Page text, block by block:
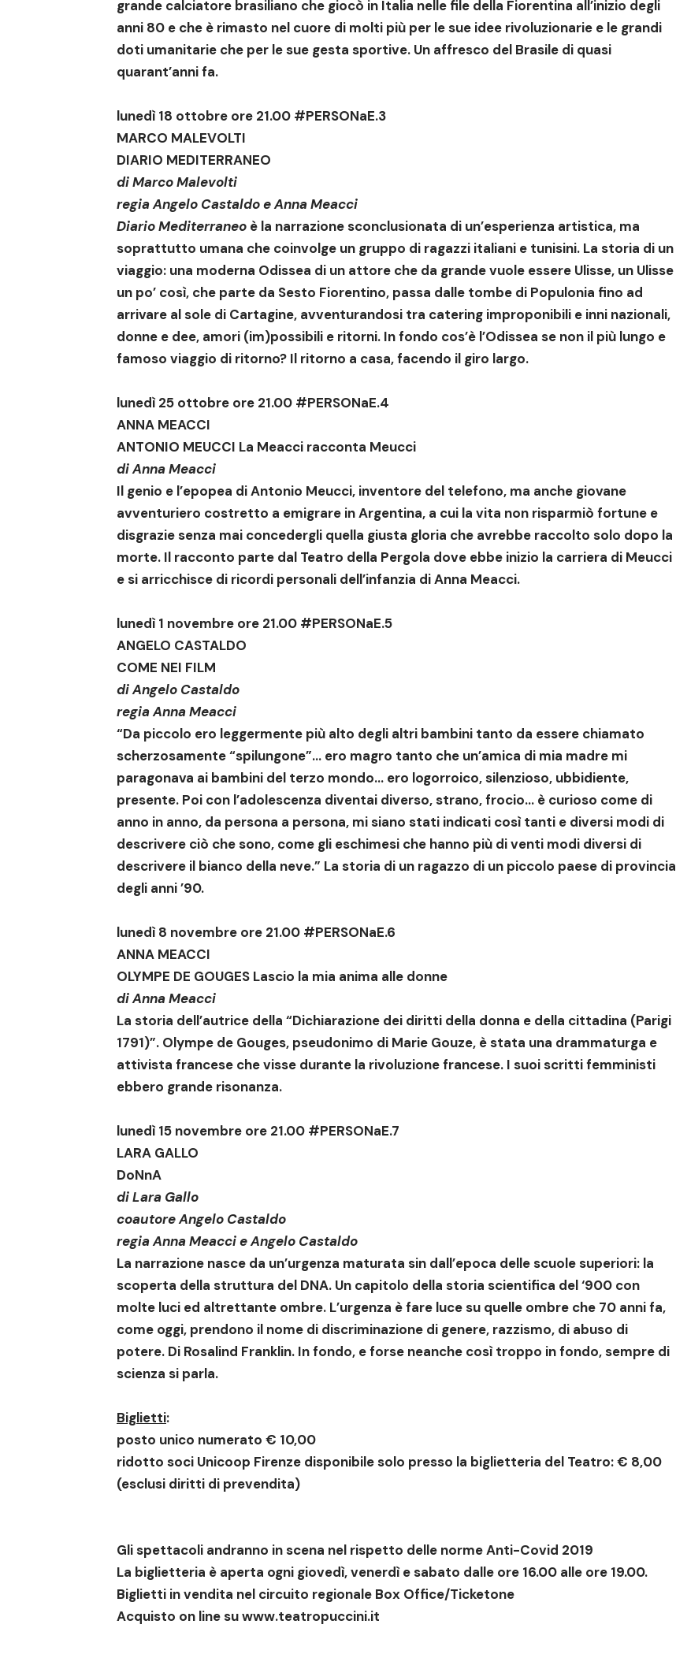
grande calciatore brasiliano che giocò in Italia nelle file della Fiorentina all’inizio degli
anni 80 e che è rimasto nel cuore di molti più per le sue idee rivoluzionarie e le grandi
doti umanitarie che per le sue gesta sportive. Un affresco del Brasile di quasi
quarant’anni fa.
lunedì 18 ottobre ore 21.00 #PERSONaE.3
MARCO MALEVOLTI
DIARIO MEDITERRANEO
diMarco Malevolti
regiaAngelo CastaldoeAnna Meacci
Diario Mediterraneo è la narrazione sconclusionata di un’esperienza artistica, ma
soprattutto umana che coinvolge un gruppo di ragazzi italiani e tunisini. La storia di un
viaggio: una moderna Odissea di un attore che da grande vuole essere Ulisse, un Ulisse
un po’ così, che parte da Sesto Fiorentino, passa dalle tombe di Populonia fino ad
arrivare al sole di Cartagine, avventurandosi tra catering improponibili e inni nazionali,
donne e dee, amori (im)possibili e ritorni. In fondo cos’è l’Odissea se non il più lungo e
famoso viaggio di ritorno? Il ritorno a casa, facendo il giro largo.
lunedì 25 ottobre ore 21.00 #PERSONaE.4
ANNA MEACCI
ANTONIO MEUCCI La Meacci racconta Meucci
diAnna Meacci
Il genio e l’epopea di Antonio Meucci, inventore del telefono, ma anche giovane
avventuriero costretto a emigrare in Argentina, a cui la vita non risparmiò fortune e
disgrazie senza mai concedergli quella giusta gloria che avrebbe raccolto solo dopo la
morte. Il racconto parte dal Teatro della Pergola dove ebbe inizio la carriera di Meucci
e si arricchisce di ricordi personali dell’infanzia di Anna Meacci.
lunedì 1 novembre ore 21.00 #PERSONaE.5
ANGELO CASTALDO
COME NEI FILM
diAngelo Castaldo
regiaAnna Meacci
“Da piccolo ero leggermente più alto degli altri bambini tanto da essere chiamato
scherzosamente “spilungone”… ero magro tanto che un’amica di mia madre mi
paragonava ai bambini del terzo mondo… ero logorroico, silenzioso, ubbidiente,
presente. Poi con l’adolescenza diventai diverso, strano, frocio… è curioso come di
anno in anno, da persona a persona, mi siano stati indicati così tanti e diversi modi di
descrivere ciò che sono, come gli eschimesi che hanno più di venti modi diversi di
descrivere il bianco della neve.” La storia di un ragazzo di un piccolo paese di provincia
degli anni ’90.
lunedì 8 novembre ore 21.00 #PERSONaE.6
ANNA MEACCI
OLYMPE DE GOUGES Lascio la mia anima alle donne
diAnna Meacci
La storia dell’autrice della “Dichiarazione dei diritti della donna e della cittadina (Parigi
1791)”. Olympe de Gouges, pseudonimo di Marie Gouze, è stata una drammaturga e
attivista francese che visse durante la rivoluzione francese. I suoi scritti femministi
ebbero grande risonanza.
lunedì 15 novembre ore 21.00 #PERSONaE.7
LARA GALLO
DoNnA
diLara Gallo
coautoreAngelo Castaldo
regiaAnna MeaccieAngelo Castaldo
La narrazione nasce da un’urgenza maturata sin dall’epoca delle scuole superiori: la
scoperta della struttura del DNA. Un capitolo della storia scientifica del ‘900 con
molte luci ed altrettante ombre. L’urgenza è fare luce su quelle ombre che 70 anni fa,
come oggi, prendono il nome di discriminazione di genere, razzismo, di abuso di
potere. Di Rosalind Franklin. In fondo, e forse neanche così troppo in fondo, sempre di
scienza si parla.
Biglietti:
posto unico numerato € 10,00
ridotto soci Unicoop Firenze disponibile solo presso la biglietteria del Teatro: € 8,00
(esclusi diritti di prevendita)
Gli spettacoli andranno in scena nel rispetto delle norme Anti-Covid 2019
La biglietteria è aperta ogni giovedì, venerdì e sabato dalle ore 16.00 alle ore 19.00.
Biglietti in vendita nel circuito regionale Box Office/Ticketone
Acquisto on line suwww.teatropuccini.it